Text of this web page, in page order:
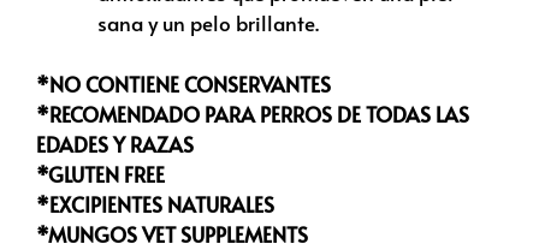
sana y un pelo brillante.
*NO CONTIENE CONSERVANTES
*RECOMENDADO PARA PERROS DE TODAS LAS
EDADES Y RAZAS
*GLUTEN FREE
*EXCIPIENTES NATURALES
*MUNGOS VET SUPPLEMENTS